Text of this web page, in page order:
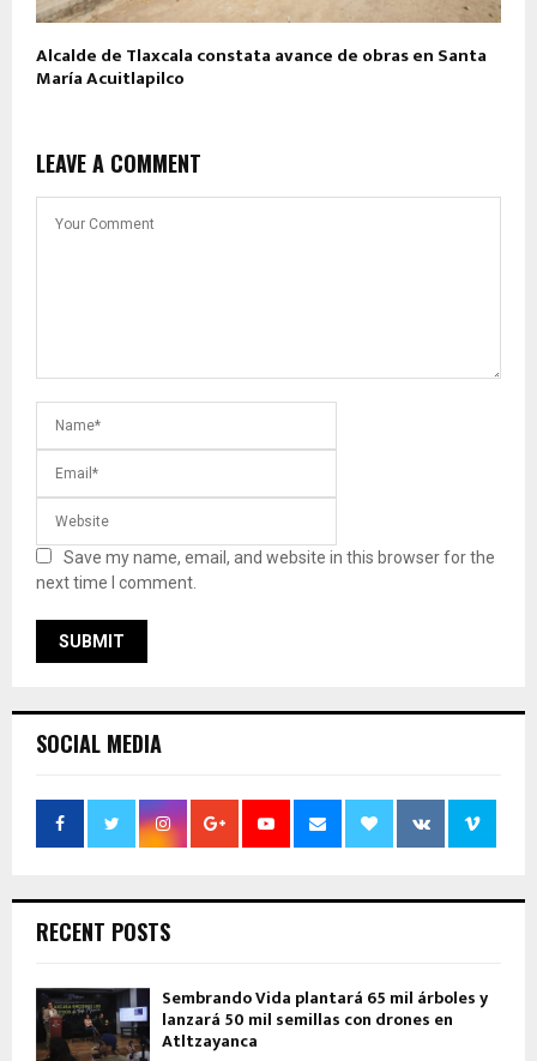
Alcalde de Tlaxcala constata avance de obras en Santa
María Acuitlapilco
LEAVE A COMMENT
Save my name, email, and website in this browser for the
next time I comment.
SOCIAL MEDIA
RECENT POSTS
Sembrando Vida plantará 65 mil árboles y
lanzará 50 mil semillas con drones en
Atltzayanca